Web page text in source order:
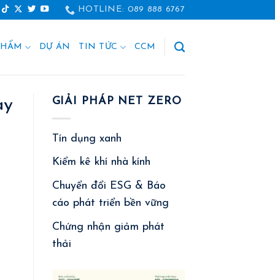
HOTLINE: 089 888 6767
DỰ ÁN TIN TỨC CCM
GIẢI PHÁP NET ZERO
Tín dụng xanh
Kiểm kê khí nhà kính
Chuyển đổi ESG & Báo
cáo phát triển bền vững
Chứng nhận giảm phát
thải